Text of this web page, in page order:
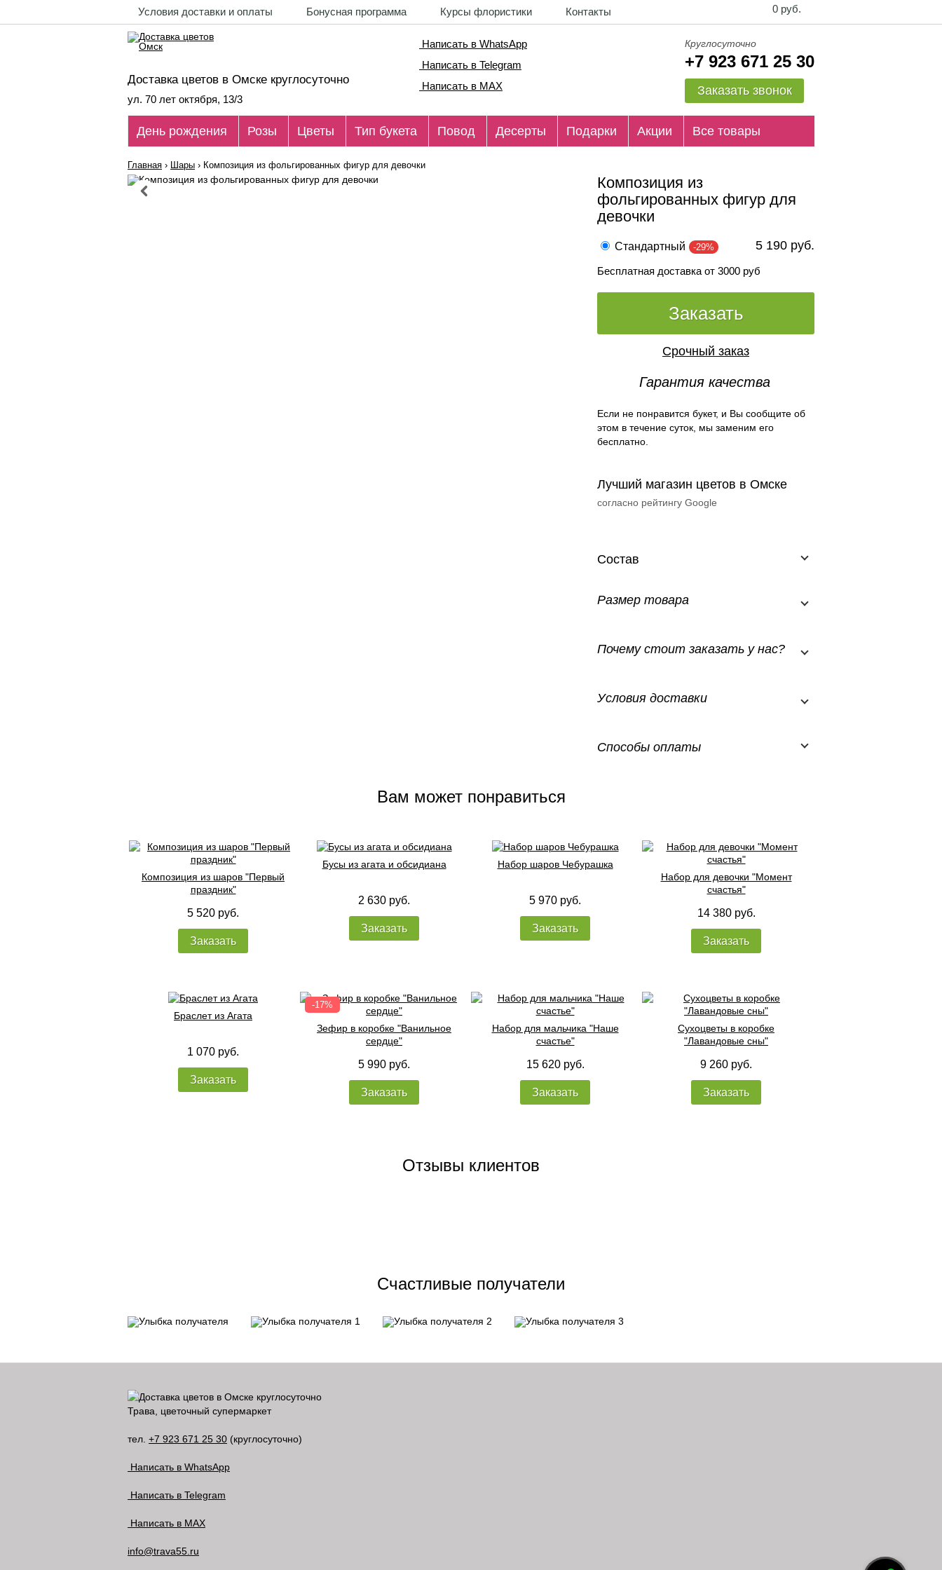
Условия доставки и оплаты Бонусная программа Курсы флористики Контакты 0 руб.
Доставка цветов в Омске круглосуточно
ул. 70 лет октября, 13/3
Написать в WhatsApp
Написать в Telegram
Написать в MAX
Круглосуточно
+7 923 671 25 30
Заказать звонок
День рождения Розы Цветы Тип букета Повод Десерты Подарки Акции Все товары
Главная › Шары › Композиция из фольгированных фигур для девочки
Композиция из
фольгированных фигур для
девочки
Стандартный -29% 5 190 руб.
Бесплатная доставка от 3000 руб
Заказать
Срочный заказ
Гарантия качества
Если не понравится букет, и Вы сообщите об
этом в течение суток, мы заменим его
бесплатно.
Лучший магазин цветов в Омске
согласно рейтингу Google
Состав
Размер товара
Почему стоит заказать у нас?
Условия доставки
Способы оплаты
Вам может понравиться
Композиция из шаров "Первый
праздник"
5 520 руб.
Заказать
Бусы из агата и обсидиана
2 630 руб.
Заказать
Набор шаров Чебурашка
5 970 руб.
Заказать
Набор для девочки "Момент
счастья"
14 380 руб.
Заказать
Браслет из Агата
1 070 руб.
Заказать
Зефир в коробке "Ванильное
сердце"
5 990 руб.
Заказать
Набор для мальчика "Наше
счастье"
15 620 руб.
Заказать
Сухоцветы в коробке
"Лавандовые сны"
9 260 руб.
Заказать
Отзывы клиентов
Счастливые получатели
Трава, цветочный супермаркет
тел. +7 923 671 25 30 (круглосуточно)
Написать в WhatsApp
Написать в Telegram
Написать в MAX
info@trava55.ru